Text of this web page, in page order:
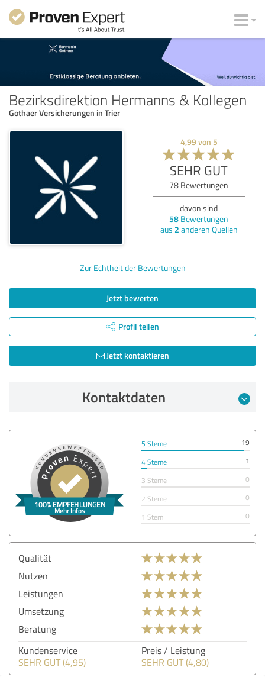
Bezirksdirektion Hermanns & Kollegen
Gothaer Versicherungen in Trier
4,99von 5
SEHR GUT
78 Bewertungen
davon sind
58 Bewertungen
aus 2 anderen Quellen
Zur Echtheit der Bewertungen
Jetzt bewerten
Profil teilen
Jetzt kontaktieren
Kontaktdaten
5 Sterne
19
4 Sterne
1
3 Sterne
0
2 Sterne
0
1 Stern
0
Qualität
Nutzen
Leistungen
Umsetzung
Beratung
Kundenservice
SEHR GUT (4,95)
Preis / Leistung
SEHR GUT (4,80)